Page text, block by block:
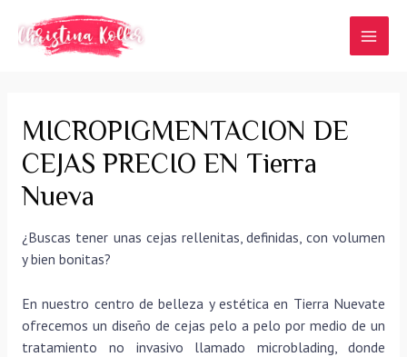
contenido
MICROPIGMENTACION DE
CEJAS PRECIO EN Tierra
Nueva
¿Buscas tener unas cejas rellenitas, definidas, con volumen
y bien bonitas?
En nuestro centro de belleza y estética en Tierra Nuevate
ofrecemos un diseño de cejas pelo a pelo por medio de un
tratamiento no invasivo llamado microblading, donde